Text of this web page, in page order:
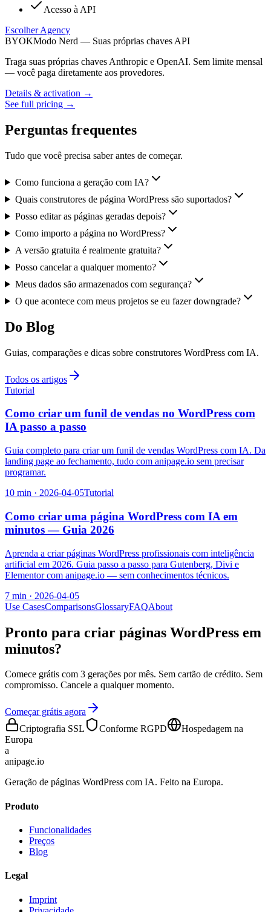
Acesso à API
Escolher Agency
BYOKModo Nerd — Suas próprias chaves API
Traga suas próprias chaves Anthropic e OpenAI. Sem limite mensal
— você paga diretamente aos provedores.
Details & activation →
See full pricing →
Perguntas frequentes
Tudo que você precisa saber antes de começar.
Como funciona a geração com IA?
Quais construtores de página WordPress são suportados?
Posso editar as páginas geradas depois?
Como importo a página no WordPress?
A versão gratuita é realmente gratuita?
Posso cancelar a qualquer momento?
Meus dados são armazenados com segurança?
O que acontece com meus projetos se eu fazer downgrade?
Do Blog
Guias, comparações e dicas sobre construtores WordPress com IA.
Todos os artigos
Tutorial
Como criar um funil de vendas no WordPress com
IA passo a passo
Guia completo para criar um funil de vendas WordPress com IA. Da
landing page ao fechamento, tudo com anipage.io sem precisar
programar.
10 min · 2026-04-05Tutorial
Como criar uma página WordPress com IA em
minutos — Guia 2026
Aprenda a criar páginas WordPress profissionais com inteligência
artificial em 2026. Guia passo a passo para Gutenberg, Divi e
Elementor com anipage.io — sem conhecimentos técnicos.
7 min · 2026-04-05
Use CasesComparisonsGlossaryFAQAbout
Pronto para criar páginas WordPress em
minutos?
Comece grátis com 3 gerações por mês. Sem cartão de crédito. Sem
compromisso. Cancele a qualquer momento.
Começar grátis agora
Criptografia SSL
Conforme RGPD
Hospedagem na
Europa
a
anipage.io
Geração de páginas WordPress com IA. Feito na Europa.
Produto
Funcionalidades
Preços
Blog
Legal
Imprint